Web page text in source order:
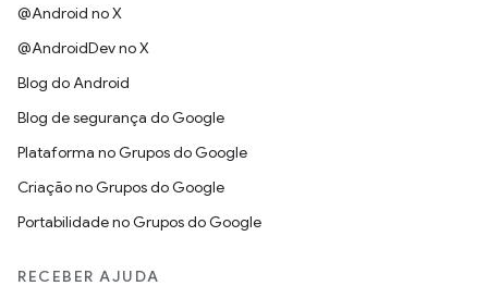
@Android no X
@AndroidDev no X
Blog do Android
Blog de segurança do Google
Plataforma no Grupos do Google
Criação no Grupos do Google
Portabilidade no Grupos do Google
RECEBER AJUDA